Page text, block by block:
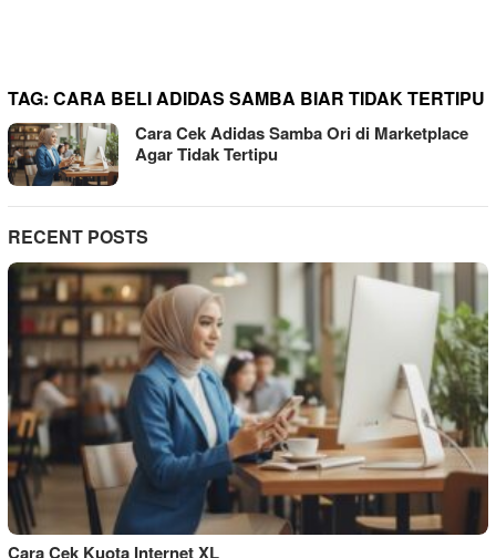
TAG: CARA BELI ADIDAS SAMBA BIAR TIDAK TERTIPU
Cara Cek Adidas Samba Ori di Marketplace
Agar Tidak Tertipu
RECENT POSTS
Cara Cek Kuota Internet XL